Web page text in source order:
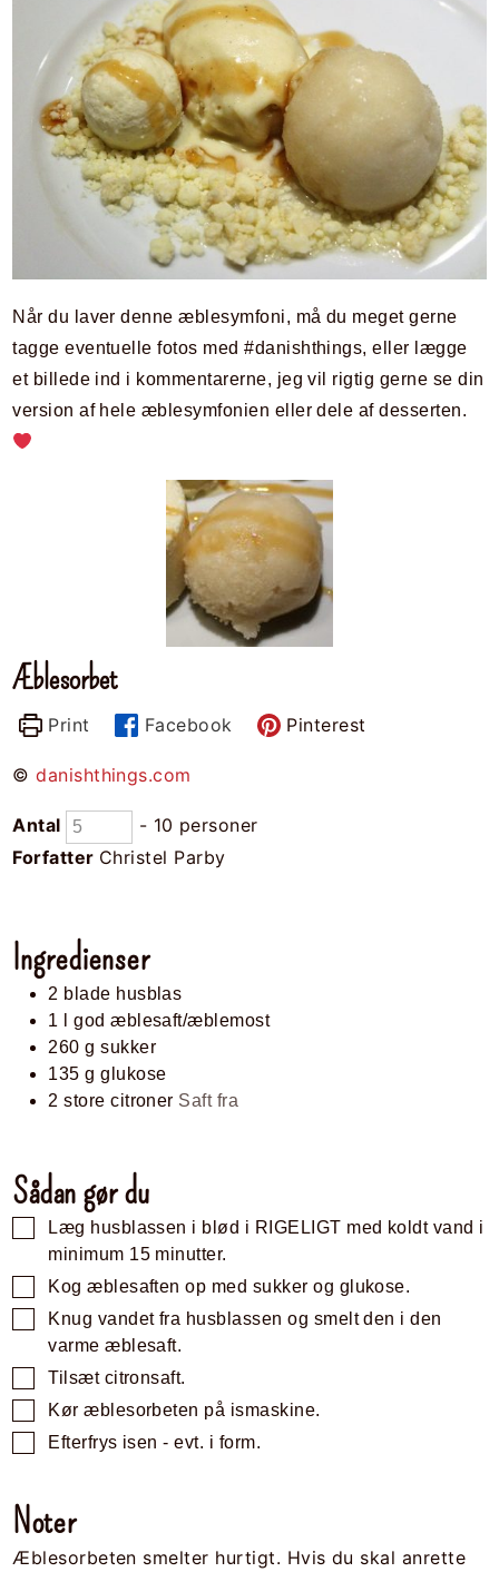
Når du laver denne æblesymfoni, må du meget gerne
tagge eventuelle fotos med #danishthings, eller lægge
et billede ind i kommentarerne, jeg vil rigtig gerne se din
version af hele æblesymfonien eller dele af desserten.
Æblesorbet
Print Facebook Pinterest
©danishthings.com
Antal
- 10 personer
Forfatter Christel Parby
Ingredienser
2 blade husblas
1
god æblesaft/æblemost
260 g sukker
135 g glukose
2storecitroner Saft fra
Sådan gør du
Læg husblassen i blød i RIGELIGT med koldt vand i
minimum 15 minutter.
Kog æblesaften op med sukker og glukose.
Knug vandet fra husblassen og smelt den i den
varme æblesaft.
Tilsæt citronsaft.
Kør æblesorbeten på ismaskine.
Efterfrys isen - evt. i form.
Noter
Æblesorbeten smelter hurtigt. Hvis du skal anrette